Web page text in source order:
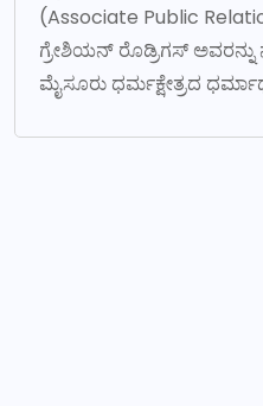
(Associate Public
ಗ್ರೇಶಿಯನ್ ರೊಡ್ರಿಗಸ್
ಮೈಸೂರು ಧರ್ಮಕ್ಷೇತ್ರದ